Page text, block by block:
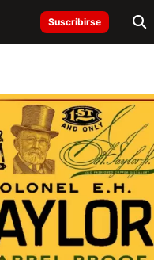
Suscribirse